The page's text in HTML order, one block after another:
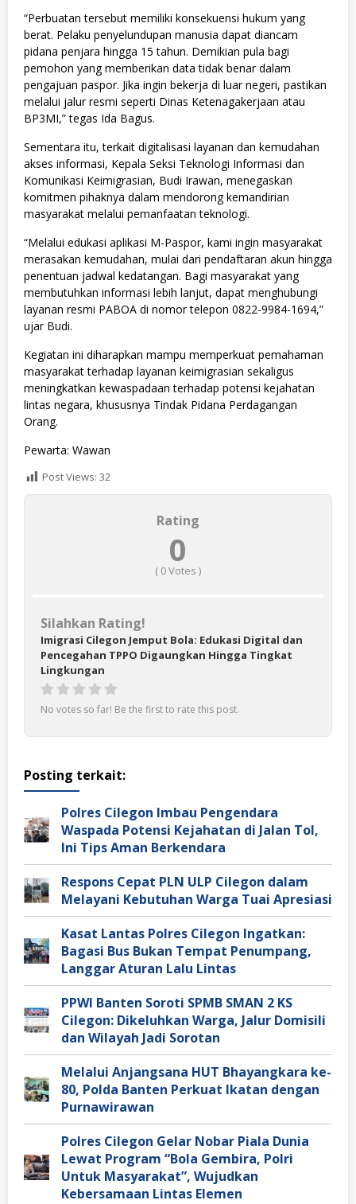
“Perbuatan tersebut memiliki konsekuensi hukum yang
berat. Pelaku penyelundupan manusia dapat diancam
pidana penjara hingga 15 tahun. Demikian pula bagi
pemohon yang memberikan data tidak benar dalam
pengajuan paspor. Jika ingin bekerja di luar negeri, pastikan
melalui jalur resmi seperti Dinas Ketenagakerjaan atau
BP3MI,” tegas Ida Bagus.
Sementara itu, terkait digitalisasi layanan dan kemudahan
akses informasi, Kepala Seksi Teknologi Informasi dan
Komunikasi Keimigrasian, Budi Irawan, menegaskan
komitmen pihaknya dalam mendorong kemandirian
masyarakat melalui pemanfaatan teknologi.
“Melalui edukasi aplikasi M-Paspor, kami ingin masyarakat
merasakan kemudahan, mulai dari pendaftaran akun hingga
penentuan jadwal kedatangan. Bagi masyarakat yang
membutuhkan informasi lebih lanjut, dapat menghubungi
layanan resmi PABOA di nomor telepon 0822-9984-1694,”
ujar Budi.
Kegiatan ini diharapkan mampu memperkuat pemahaman
masyarakat terhadap layanan keimigrasian sekaligus
meningkatkan kewaspadaan terhadap potensi kejahatan
lintas negara, khususnya Tindak Pidana Perdagangan
Orang.
Pewarta: Wawan
Post Views: 32
Rating
0
( 0Votes )
Silahkan Rating!
Imigrasi Cilegon Jemput Bola: Edukasi Digital dan
Pencegahan TPPO Digaungkan Hingga Tingkat
Lingkungan
No votes so far! Be the first to rate this post.
Posting terkait:
Polres Cilegon Imbau Pengendara
Waspada Potensi Kejahatan di Jalan Tol,
Ini Tips Aman Berkendara
Respons Cepat PLN ULP Cilegon dalam
Melayani Kebutuhan Warga Tuai Apresiasi
Kasat Lantas Polres Cilegon Ingatkan:
Bagasi Bus Bukan Tempat Penumpang,
Langgar Aturan Lalu Lintas
PPWI Banten Soroti SPMB SMAN 2 KS
Cilegon: Dikeluhkan Warga, Jalur Domisili
dan Wilayah Jadi Sorotan
Melalui Anjangsana HUT Bhayangkara ke-
80, Polda Banten Perkuat Ikatan dengan
Purnawirawan
Polres Cilegon Gelar Nobar Piala Dunia
Lewat Program “Bola Gembira, Polri
Untuk Masyarakat”, Wujudkan
Kebersamaan Lintas Elemen